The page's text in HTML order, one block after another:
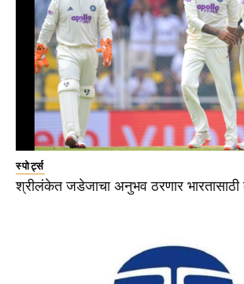
स्पोर्ट्स
श्रीलंकेत जडेजाचा अनुभव ठरणार भारतासाठी